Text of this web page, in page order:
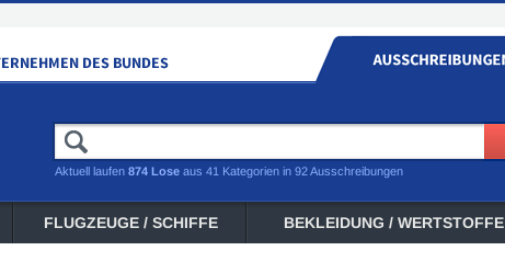
Aktuell laufen 874 Lose aus 41 Kategorien in 92 Ausschreibungen
FLUGZEUGE / SCHIFFE BEKLEIDUNG / WERTSTOFFE